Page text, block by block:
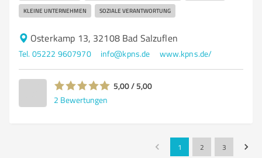
KLEINE UNTERNEHMEN SOZIALE VERANTWORTUNG
Osterkamp 13, 32108 Bad Salzuflen
Tel. 05222 9607970 info@kpns.de www.kpns.de/
5,00 / 5,00
2 Bewertungen
1 2 3